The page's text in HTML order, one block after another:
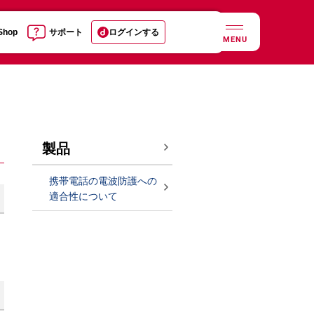
サポート ログインする
MENU
製品
携帯電話の電波防護への
適合性について